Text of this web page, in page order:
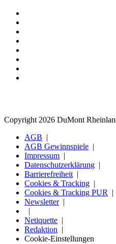
Copyright 2026 DuMont
AGB
AGB Gewinnspiele
Impressum
Datenschutzerklärung
Barrierefreiheit
Cookies & Tracking
Cookies & Tracking PUR
Newsletter
Netiquette
Redaktion
Cookie-Einstellungen